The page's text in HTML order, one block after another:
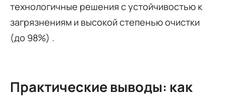
технологичные решения с устойчивостью к
загрязнениям и высокой степенью очистки
(до 98%) .
Практические выводы: как